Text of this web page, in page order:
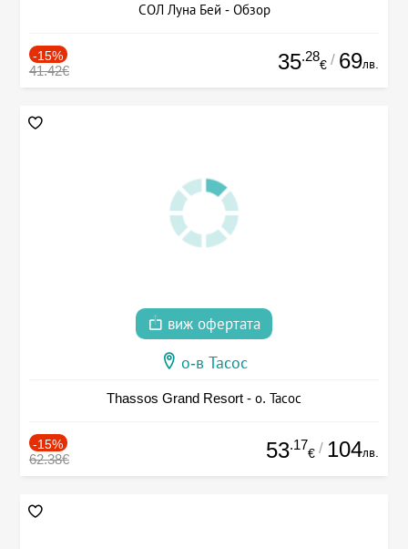
СОЛ Луна Бей - Обзор
-15%
41.42€ 35.28
€ / 69лв.
виж офертата
о-в Тасос
Thassos Grand Resort - о. Тасос
-15%
62.38€ 53.17
€ / 104лв.